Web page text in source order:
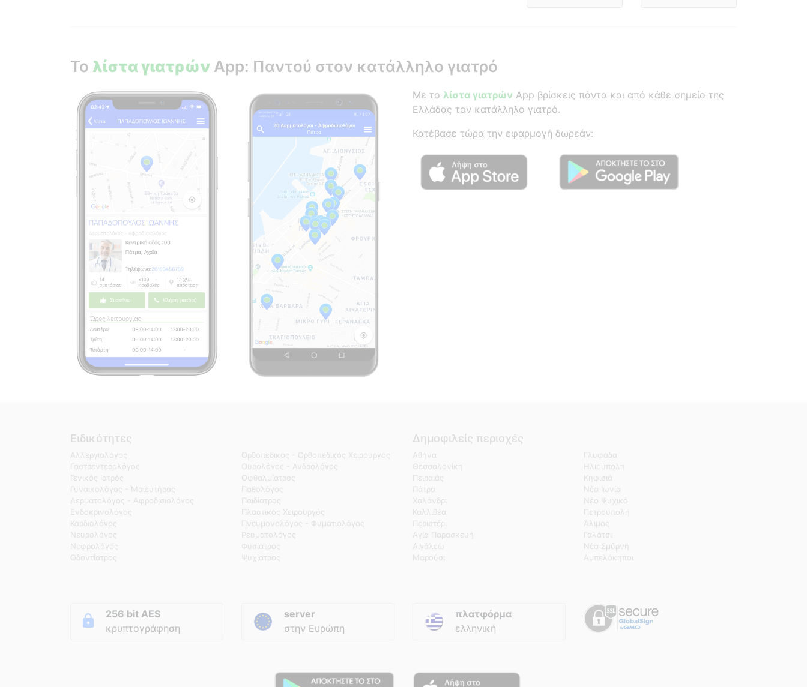
Το λίστα γιατρών App: Παντού στον κατάλληλο γιατρό
Με το λίστα γιατρών App βρίσκεις πάντα και από κάθε σημείο της
Ελλάδας τον κατάλληλο γιατρό.
Κατέβασε τώρα την εφαρμογή δωρεάν:
Ειδικότητες
Αλλεργιολόγος
Γαστρεντερολόγος
Γενικός Ιατρός
Γυναικολόγος - Μαιευτήρας
Δερματολόγος - Αφροδισιολόγος
Ενδοκρινολόγος
Καρδιολόγος
Νευρολόγος
Νεφρολόγος
Οδοντίατρος
Ορθοπεδικός - Ορθοπεδικός Χειρουργός
Ουρολόγος - Ανδρολόγος
Οφθαλμίατρος
Παθολόγος
Παιδίατρος
Πλαστικός Χειρουργός
Πνευμονολόγος - Φυματιολόγος
Ρευματολόγος
Φυσίατρος
Ψυχίατρος
Δημοφιλείς περιοχές
Αθήνα
Θεσσαλονίκη
Πειραιάς
Πάτρα
Χαλάνδρι
Καλλιθέα
Περιστέρι
Αγία Παρασκευή
Αιγάλεω
Μαρούσι
Γλυφάδα
Ηλιούπολη
Κηφισιά
Νέα Ιωνία
Νέο Ψυχικό
Πετρούπολη
Άλιμος
Γαλάτσι
Νέα Σμύρνη
Αμπελόκηποι
256 bit AES
κρυπτογράφηση
server
στην Ευρώπη
πλατφόρμα
ελληνική